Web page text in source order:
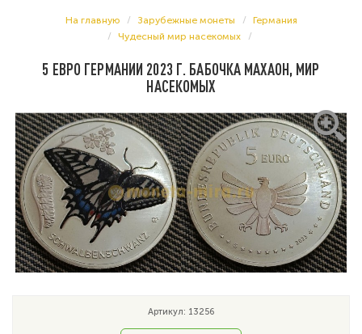
На главную Зарубежные монеты
Германия
Чудесный мир насекомых
5 ЕВРО ГЕРМАНИИ 2023 Г. БАБОЧКА МАХАОН, МИР
НАСЕКОМЫХ
Артикул: 13256